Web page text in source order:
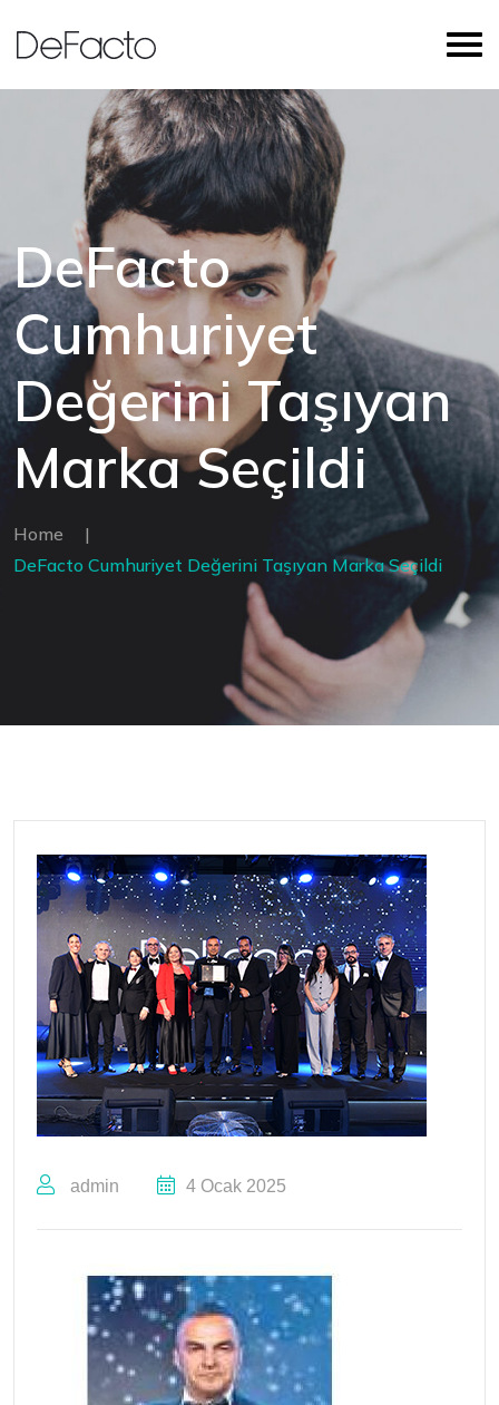
DeFacto
Cumhuriyet
Değerini Taşıyan
Marka Seçildi
Home
|
DeFacto Cumhuriyet Değerini Taşıyan Marka Seçildi
admin 4 Ocak 2025